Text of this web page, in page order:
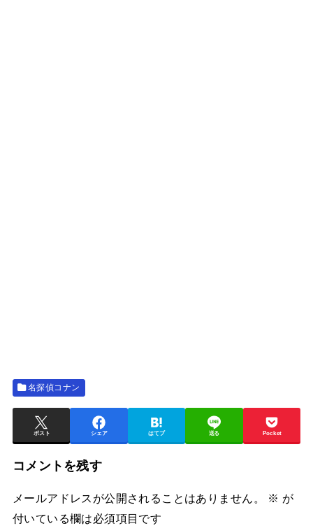
名探偵コナン
ポスト シェア はてブ 送る Pocket
コメントを残す
メールアドレスが公開されることはありません。 ※ が
付いている欄は必須項目です